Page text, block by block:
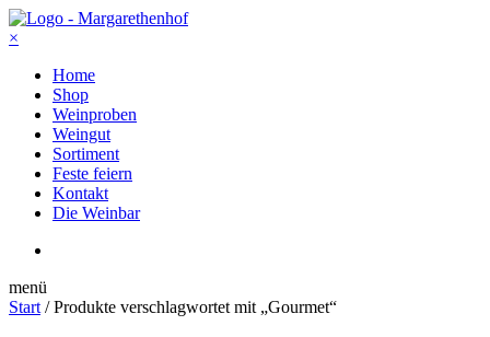
×
Home
Shop
Weinproben
Weingut
Sortiment
Feste feiern
Kontakt
Die Weinbar
menü
Start / Produkte verschlagwortet mit „Gourmet“